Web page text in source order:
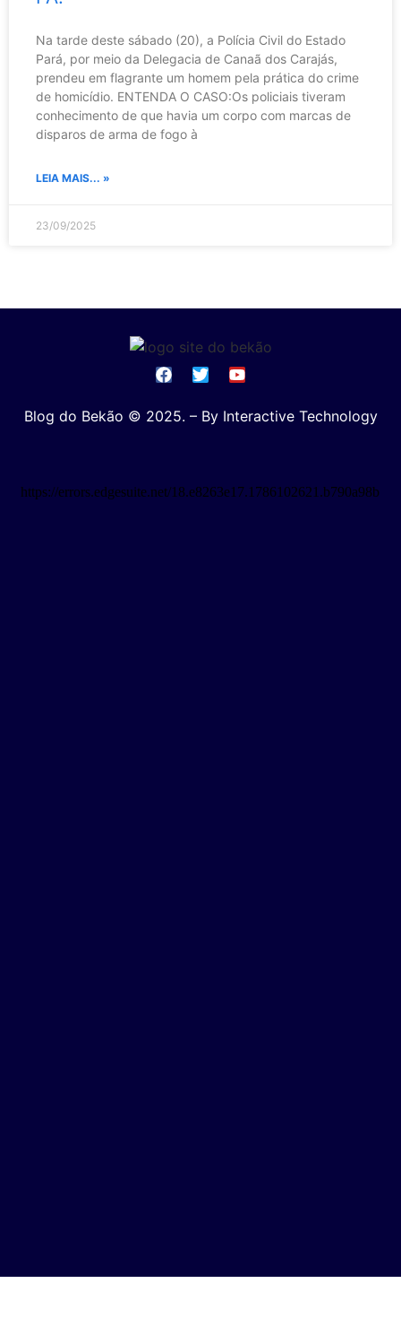
Na tarde deste sábado (20), a Polícia Civil do Estado
Pará, por meio da Delegacia de Canaã dos Carajás,
prendeu em flagrante um homem pela prática do crime
de homicídio. ENTENDA O CASO:Os policiais tiveram
conhecimento de que havia um corpo com marcas de
disparos de arma de fogo à
LEIA MAIS... »
23/09/2025
Blog do Bekão © 2025. – By Interactive Technology